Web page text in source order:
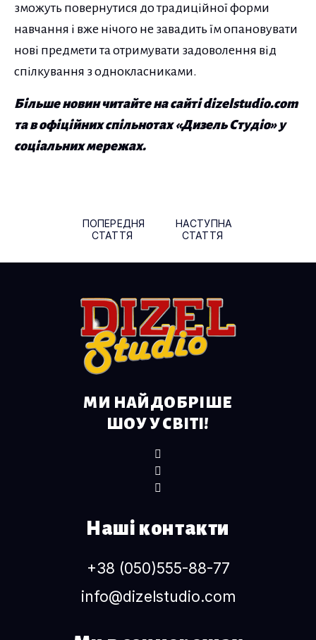
зможуть повернутися до традиційної форми
навчання і вже нічого не завадить їм опановувати
нові предмети та отримувати задоволення від
спілкування з однокласниками.
Більше новин читайте на сайті dizelstudio.com
та в офіційних спільнотах «Дизель Студіо» у
соціальних мережах.
ПОПЕРЕДНЯ
СТАТТЯ
НАСТУПНА
СТАТТЯ
МИ НАЙДОБРІШЕ
ШОУ У СВІТІ!
Наші контакти
+38 (050)555-88-77
info@dizelstudio.com